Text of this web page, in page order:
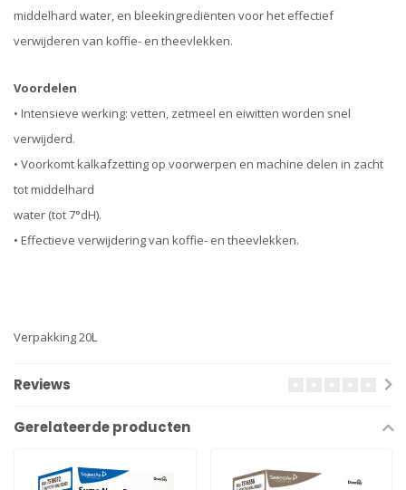
middelhard water, en bleekingrediënten voor het effectief
verwijderen van koffie- en theevlekken.
Voordelen
• Intensieve werking: vetten, zetmeel en eiwitten worden snel
verwijderd.
• Voorkomt kalkafzetting op voorwerpen en machine delen in zacht
tot middelhard
water (tot 7°dH).
• Effectieve verwijdering van koffie- en theevlekken.
Verpakking 20L
Reviews
Gerelateerde producten